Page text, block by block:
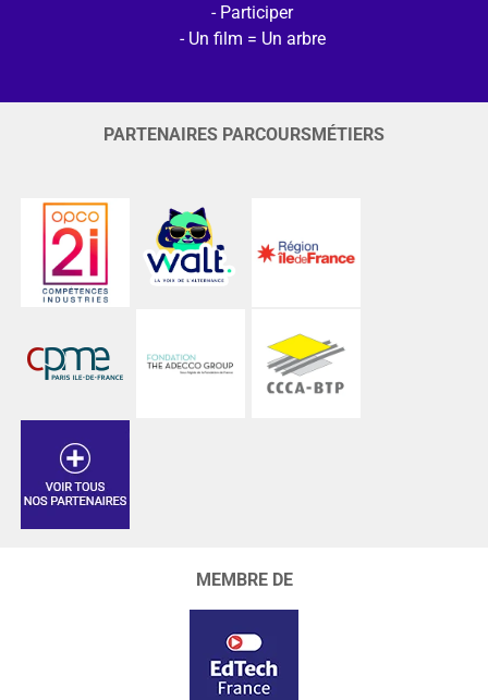
Participer
Un film = Un arbre
PARTENAIRES PARCOURSMÉTIERS
MEMBRE DE